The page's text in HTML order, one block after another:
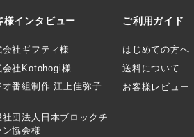
様インタビュー
会社ギフティ様
会社Kotohogi様
オ番組制作 江上佳弥子
社団法人日本ブロックチ
ン協会様
ご利用ガイド
はじめての方へ
送料について
お客様レビュー